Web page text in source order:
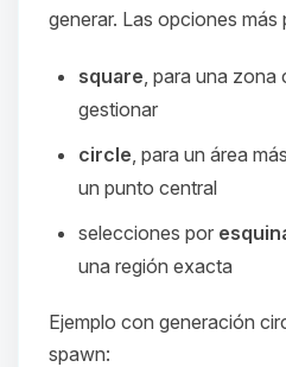
generar. Las opciones más
square , para una
gestionar
circle , para un área
un punto central
selecciones por
una región exacta
Ejemplo con generación
spawn: